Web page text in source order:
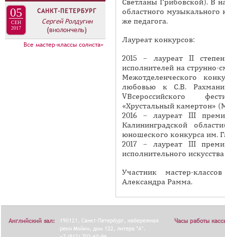
Л
Д
О
И
П
О
Л
Н
И
Е
в
н
в
к
а
д
к
а
)
Светланы Грибовской). В
областного музыкального
же педагога.
Лауреат конкурсов:
2015 – лауреат II
исполнителей на
Межотделенческого
любовью к С.В.
VВсероссийского
«Хрустальный камертон»
2016 – лауреат III
Калининградской
юношеского конкурса им.
2017 – лауреат III
исполнительного
Участник мастер-
Александра Рамма.
05
СЕН
2017
САНКТ-ПЕТЕРБУРГ
Сергей Ролдугин
(виолончель)
Все мастер-классы солиста»
Английский зал:
190121, Санкт-Петербург, набережная
реки Мойки, дом 122, литера "А".
Часы работы